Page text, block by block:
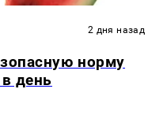
2 дня назад
норму
день